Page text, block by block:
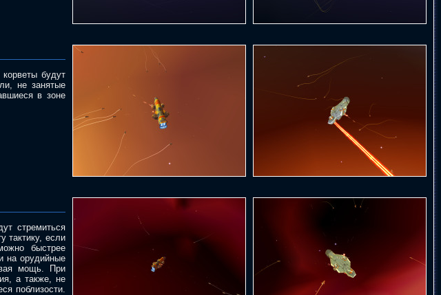
будут
не занятые
в зоне
стремиться
тактику, если
быстрее
на орудийные
мощь. При
а также, не
поблизости.